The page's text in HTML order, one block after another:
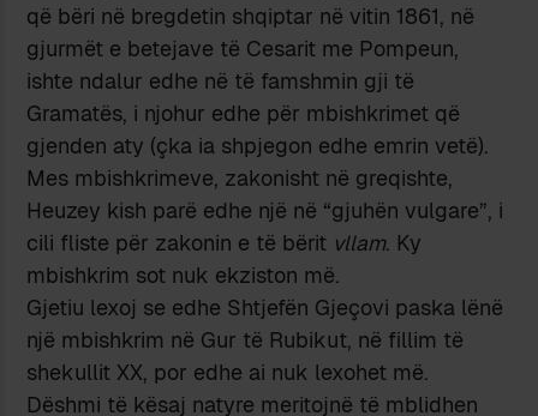
që bëri në bregdetin shqiptar në vitin 1861, në
gjurmët e betejave të Cesarit me Pompeun,
ishte ndalur edhe në të famshmin gji të
Gramatës, i njohur edhe për mbishkrimet që
gjenden aty (çka ia shpjegon edhe emrin vetë).
Mes mbishkrimeve, zakonisht në greqishte,
Heuzey kish parë edhe një në “gjuhën vulgare”, i
cili fliste për zakonin e të bërit vllam. Ky
mbishkrim sot nuk ekziston më.
Gjetiu lexoj se edhe Shtjefën Gjeçovi paska lënë
një mbishkrim në Gur të Rubikut, në fillim të
shekullit XX, por edhe ai nuk lexohet më.
Dëshmi të kësaj natyre meritojnë të mblidhen